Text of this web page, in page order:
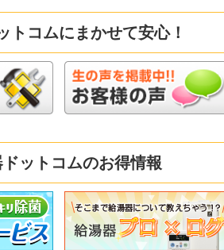
トコムにまかせて安心！
ットコムのお得情報